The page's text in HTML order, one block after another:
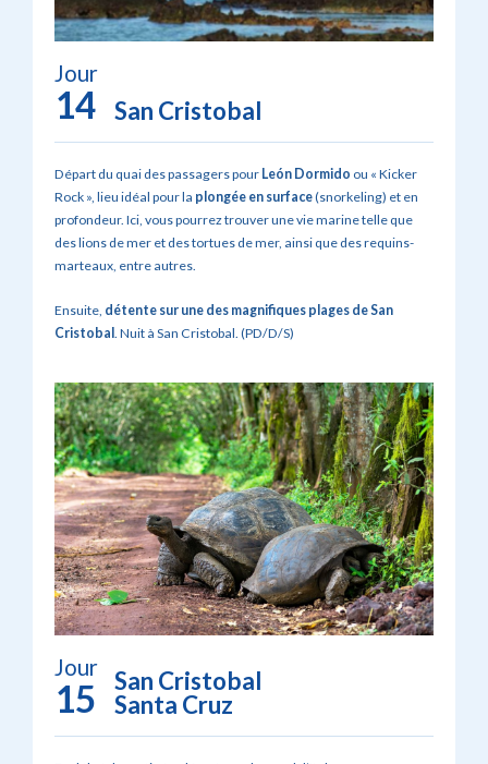
Jour
14 San Cristobal
Départ du quai des passagers pour León Dormido ou « Kicker
Rock », lieu idéal pour la plongée en surface(snorkeling) et en
profondeur. Ici, vous pourrez trouver une vie marine telle que
des lions de mer et des tortues de mer, ainsi que des requins-
marteaux, entre autres.
Ensuite, détente sur une des magnifiques plages de San
Cristobal . Nuit à San Cristobal. (PD/D/S)
Jour
15
San Cristobal
Santa Cruz